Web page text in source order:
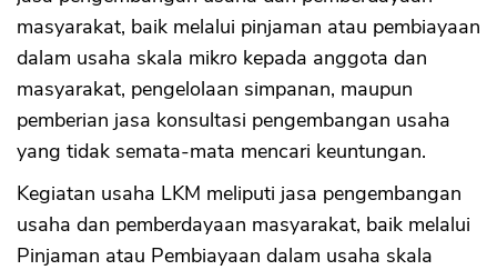
masyarakat, baik melalui pinjaman atau pembiayaan
dalam usaha skala mikro kepada anggota dan
masyarakat, pengelolaan simpanan, maupun
pemberian jasa konsultasi pengembangan usaha
yang tidak semata-mata mencari keuntungan.
Kegiatan usaha LKM meliputi jasa pengembangan
usaha dan pemberdayaan masyarakat, baik melalui
Pinjaman atau Pembiayaan dalam usaha skala